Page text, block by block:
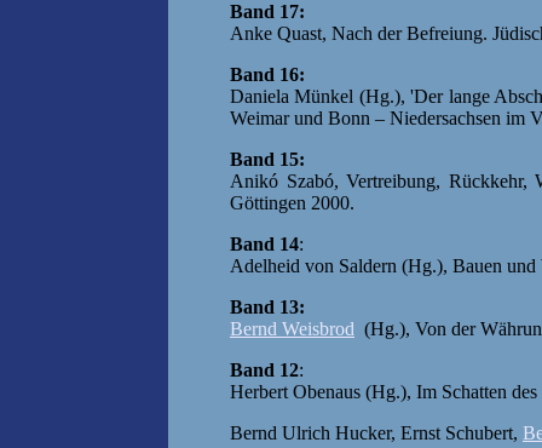
Band 17:
Anke Quast, Nach der Befreiung.
Band 16:
Daniela Münkel (Hg.), 'Der lange
Weimar und Bonn – Niedersachsen im
Band 15:
Anikó Szabó, Vertreibung, Rückkehr,
Göttingen 2000.
Band 14:
Adelheid von Saldern (Hg.), Bauen
Band 13:
Bernd Weisbrod (Hg.), Von der
Band 12:
Herbert Obenaus (Hg.), Im Schatten
Bernd Ulrich Hucker, Ernst Schubert,